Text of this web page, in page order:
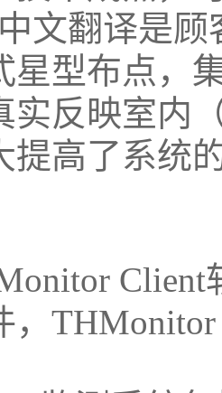
中文翻译是顾
星型布点，
实反映室内
提高了系统
，